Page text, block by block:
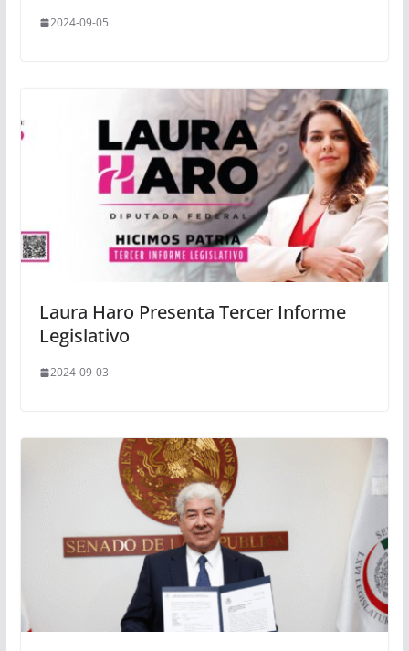
2024-09-05
Laura Haro Presenta Tercer Informe
Legislativo
2024-09-03